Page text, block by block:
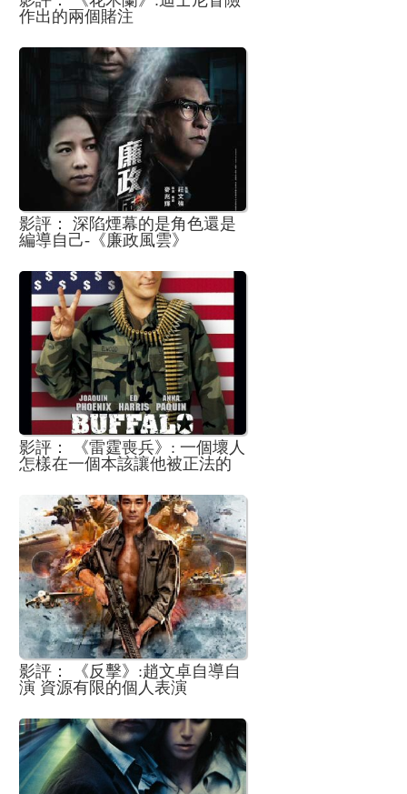
作出的兩個賭注
影評： 深陷煙幕的是角色還是
編導自己-《廉政風雲》
影評： 《雷霆喪兵》: 一個壞人
怎樣在一個本該讓他被正法的
影評： 《反擊》:趙文卓自導自
演 資源有限的個人表演